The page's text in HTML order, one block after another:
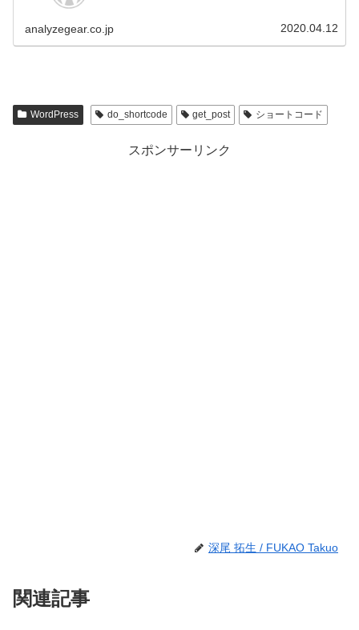
analyzegear.co.jp 2020.04.12
WordPress do_shortcode get_post ショートコード
スポンサーリンク
深尾 拓生 / FUKAO Takuo
関連記事